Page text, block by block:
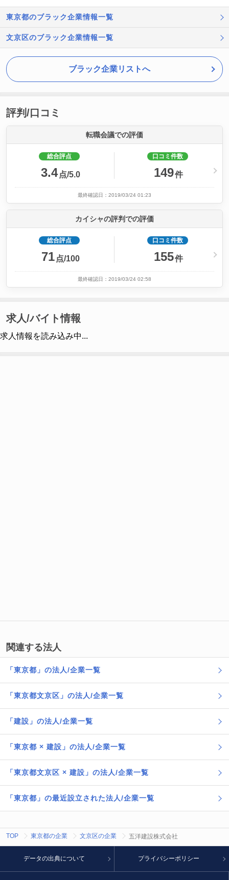
東京都のブラック企業情報一覧
文京区のブラック企業情報一覧
ブラック企業リストへ
評判/口コミ
転職会議での評価
総合評点
3.4 点/5.0
口コミ件数
149件
最終確認日：2019/03/24 01:23
カイシャの評判での評価
総合評点
71 点/100
口コミ件数
155件
最終確認日：2019/03/24 02:58
求人/バイト情報
求人情報を読み込み中...
関連する法人
「東京都」の法人/企業一覧
「東京都文京区」の法人/企業一覧
「建設」の法人/企業一覧
「東京都 × 建設」の法人/企業一覧
「東京都文京区 × 建設」の法人/企業一覧
「東京都」の最近設立された法人/企業一覧
TOP 東京都の企業 文京区の企業 五洋建設株式会社
データの出典について プライバシーポリシー